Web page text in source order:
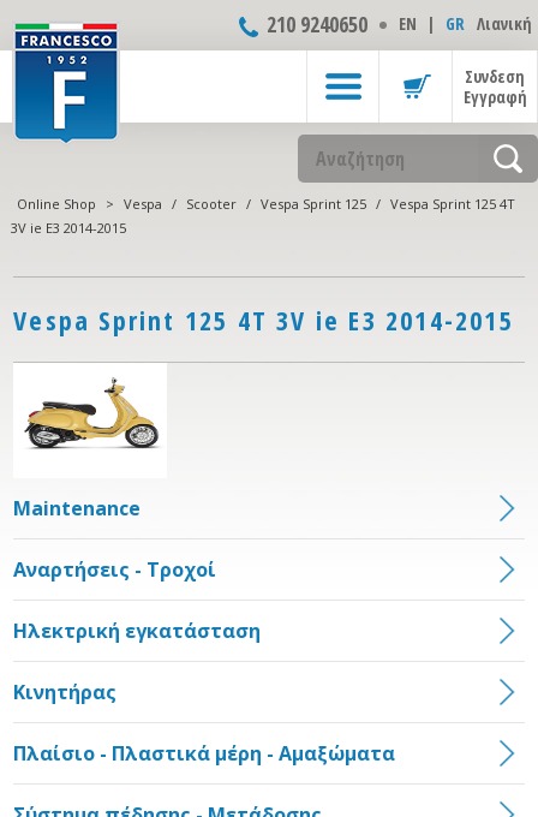
210 9240650 ΕΝ | GR Λιανική
Συνδεση
Εγγραφή
Online Shop > Vespa / Scooter / Vespa Sprint 125 / Vespa Sprint 125 4T
3V ie E3 2014-2015
Vespa Sprint 125 4T 3V ie E3 2014-2015
Maintenance
Αναρτήσεις - Τροχοί
Ηλεκτρική εγκατάσταση
Κινητήρας
Πλαίσιο - Πλαστικά μέρη - Αμαξώματα